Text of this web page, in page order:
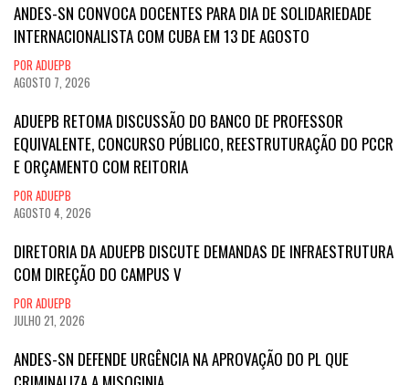
ANDES-SN CONVOCA DOCENTES PARA DIA DE SOLIDARIEDADE
INTERNACIONALISTA COM CUBA EM 13 DE AGOSTO
POR ADUEPB
AGOSTO 7, 2026
ADUEPB RETOMA DISCUSSÃO DO BANCO DE PROFESSOR
EQUIVALENTE, CONCURSO PÚBLICO, REESTRUTURAÇÃO DO PCCR
E ORÇAMENTO COM REITORIA
POR ADUEPB
AGOSTO 4, 2026
DIRETORIA DA ADUEPB DISCUTE DEMANDAS DE INFRAESTRUTURA
COM DIREÇÃO DO CAMPUS V
POR ADUEPB
JULHO 21, 2026
ANDES-SN DEFENDE URGÊNCIA NA APROVAÇÃO DO PL QUE